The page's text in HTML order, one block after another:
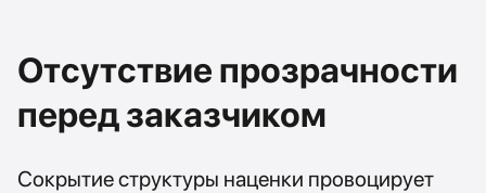
Отсутствие прозрачности
перед заказчиком
Сокрытие структуры наценки провоцирует